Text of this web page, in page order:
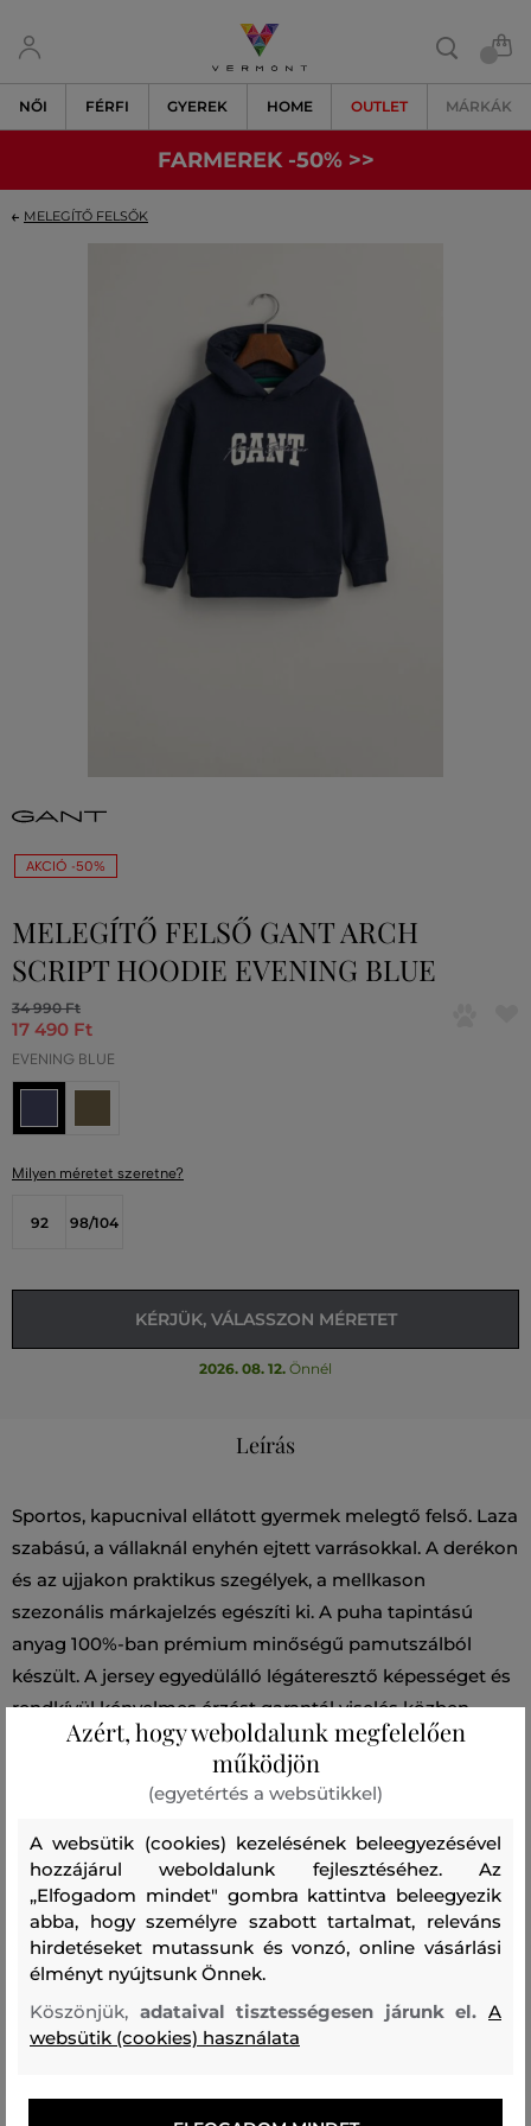
NŐI FÉRFI GYEREK HOME OUTLET MÁRKÁK
FARMEREK -50% >>
MELEGÍTŐ FELSŐK
AKCIÓ -50%
MELEGÍTŐ FELSŐ GANT ARCH
SCRIPT HOODIE EVENING BLUE
34 990 Ft
17 490 Ft
EVENING BLUE
Milyen méretet szeretne?
92 98/104
KÉRJÜK, VÁLASSZON MÉRETET
2026. 08. 12. Önnél
Leírás
Sportos, kapucnival ellátott gyermek melegtő felső. Laza
szabású, a vállaknál enyhén ejtett varrásokkal. A derékon
és az ujjakon praktikus szegélyek, a mellkason
szezonális márkajelzés egészíti ki. A puha tapintású
anyag 100%-ban prémium minőségű pamutszálból
készült. A jersey egyedülálló légáteresztő képességet és
rendkívül kényelmes érzést garantál viselés közben,
valamint kellemesen melegen tart. Rendkívül előnyös,
stílusos megjelenésű szabadidős darab.
Szabás/Típus RELAXED Szezon: PF24
Termék kódja
806794-424-GY-433
Összetétel
felső anyag
PAMUT
Azért, hogy weboldalunk megfelelően
működjön
(egyetértés a websütikkel)
A websütik (cookies) kezelésének beleegyezésével
hozzájárul weboldalunk fejlesztéséhez. Az
„Elfogadom mindet" gombra kattintva beleegyezik
abba, hogy személyre szabott tartalmat, releváns
hirdetéseket mutassunk és vonzó, online vásárlási
élményt nyújtsunk Önnek.
Köszönjük, adataival tisztességesen járunk el.A
websütik (cookies) használata